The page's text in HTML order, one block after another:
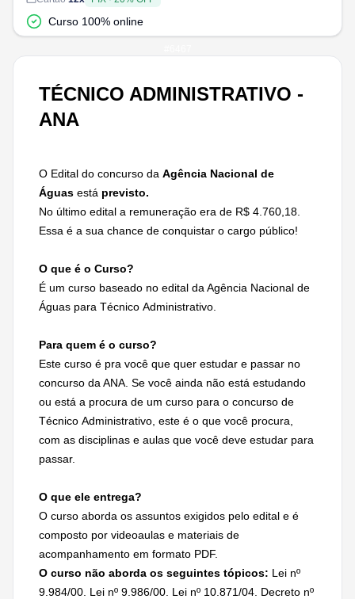
TÉCNICO ADMINISTRATIVO -
ANA
O Edital do concurso da Agência Nacional de
Águas está previsto.
No último edital a remuneração era de R$ 4.760,18
Essa é a sua chance de conquistar o cargo público!
O que é o Curso?
É um curso baseado no edital da Agência Nacional de
Águas para Técnico Administrativo.
Para quem é o curso?
Este curso é pra você que quer estudar e passar no
concurso da ANA. Se você ainda não está estudando
ou está a procura de um curso para o concurso de
Técnico Administrativo, este é o que você procura,
com as disciplinas e aulas que você deve estudar para
passar.
O que ele entrega?
O curso aborda os assuntos exigidos pelo edital e é
composto por videoaulas e materiais de
acompanhamento em formato PDF.
O curso não aborda os seguintes tópicos: Lei nº
9.984/00. Lei nº 9.986/00. Lei nº 10.871/04. Decreto nº
Curso 100% online